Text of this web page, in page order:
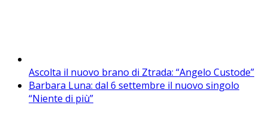
Ascolta il nuovo brano di Ztrada: “Angelo Custode”
Barbara Luna: dal 6 settembre il nuovo singolo
“Niente di più”